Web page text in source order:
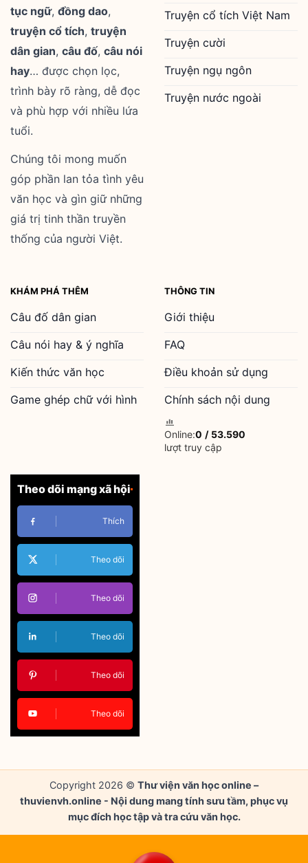
tục ngữ, đồng dao,
truyện cổ tích, truyện
dân gian, câu đố, câu nói
hay… được chọn lọc,
trình bày rõ ràng, dễ đọc
và phù hợp với nhiều lứa
tuổi.
Chúng tôi mong muốn
góp phần lan tỏa tình yêu
văn học và gìn giữ những
giá trị tinh thần truyền
thống của người Việt.
Truyện cổ tích Việt Nam
Truyện cười
Truyện ngụ ngôn
Truyện nước ngoài
KHÁM PHÁ THÊM
Câu đố dân gian
Câu nói hay & ý nghĩa
Kiến thức văn học
Game ghép chữ với hình
THÔNG TIN
Giới thiệu
FAQ
Điều khoản sử dụng
Chính sách nội dung
Online:0 / 53.590
lượt truy cập
Theo dõi mạng xã hội
Thích
Theo dõi
Theo dõi
Theo dõi
Theo dõi
Theo dõi
Copyright 2026 © Thư viện văn học online –
thuvienvh.online - Nội dung mang tính sưu tầm, phục vụ
mục đích học tập và tra cứu văn học.